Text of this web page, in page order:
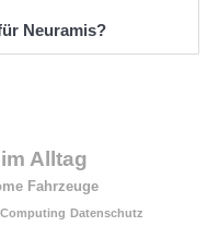
Neuramis?
Alltag
Fahrzeuge
Datenschutz